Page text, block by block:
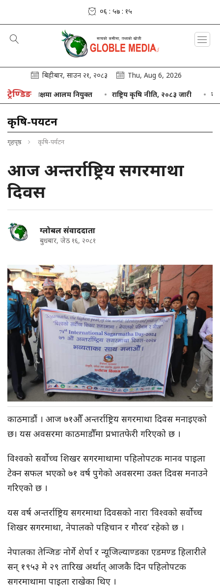
०६ : ५७ : १६
बिहीबार, साउन २१, २०८३ Thu, Aug 6, 2026
ट्रेण्डिङ
अध्यक्षमा आलम नियुक्त राष्ट्रिय कृषि नीति, २०८३ जारी नेपाल
कृषि-पर्यटन
गृहपृष्ठ कृषि-पर्यटन
आज अन्तर्राष्ट्रिय सगरमाथा
दिवस
ग्लोबल संवाददाता
बुधबार, जेठ १६, २०८१
काठमाडौं । आज ७१औँ अन्तर्राष्ट्रिय सगरमाथा दिवस मनाइएको
छ। यस अवसरमा काठमाडौँमा प्रभातफेरी गरिएको छ ।
विश्वको सर्वोच्च शिखर सगरमाथामा पहिलोपटक मानव पाइला
टेक्न सफल भएको ७१ वर्ष पुगेको अवसरमा उक्त दिवस मनाउने
गरिएको छ ।
यस वर्ष अन्तर्राष्ट्रिय सगरमाथा दिवसको नारा ‘विश्वको सर्वोच्च
शिखर सगरमाथा, नेपालको पहिचान र गौरव’ रहेको छ ।
नेपालका तेन्जिङ नोर्गे शेर्पा र न्यूजिल्याण्डका एडमण्ड हिलारीले
सन् १९५३ मे २९ तारिख अर्थात् आजकै दिन पहिलोपटक
सगरमाथामा पाइला राखेका थिए ।